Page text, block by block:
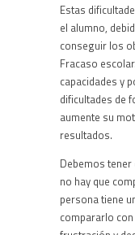
Estas
el alumno,
conseguir los
Fracaso
capacidades y
dificultades de
aumente su
resultados.
Debemos tener
no hay que
persona tiene
compararlo